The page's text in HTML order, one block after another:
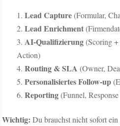
Lead Capture(Formular,
Lead Enrichment
AI-Qualifizierung(Scoring
Action)
Routing & SLA (Owner,
Personalisiertes Follow-up
Reporting(Funnel,
Wichtig: Du brauchst nicht sofort